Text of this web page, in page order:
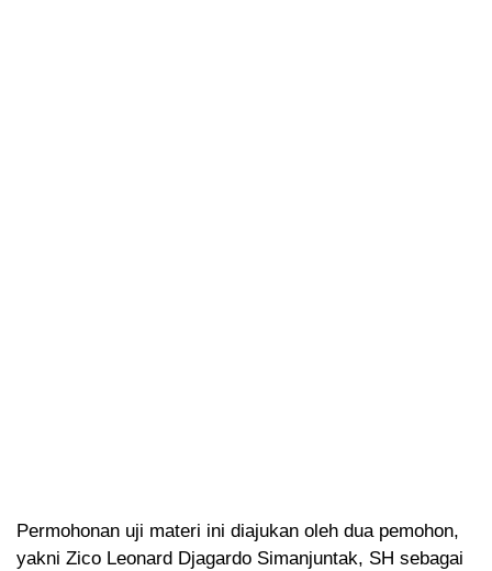
Permohonan uji materi ini diajukan oleh dua pemohon,
yakni Zico Leonard Djagardo Simanjuntak, SH sebagai